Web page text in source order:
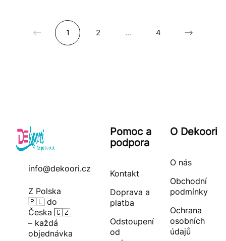
1 2 ... 4
info@dekoori.cz
Z Polska
🇵🇱 do
Česka 🇨🇿
– každá
objednávka
Pomoc a
podpora
Kontakt
Doprava a
platba
Odstoupení
od
O Dekoori
O nás
Obchodní
podmínky
Ochrana
osobních
údajů